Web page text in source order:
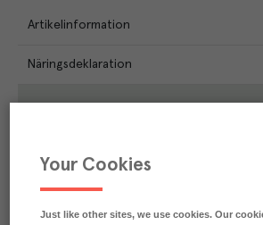
Artikelinformation
Näringsdeklaration
utsläppen av 1.9 kg koldioxid.
Your Cookies
Just like other sites, we use cookies. Our